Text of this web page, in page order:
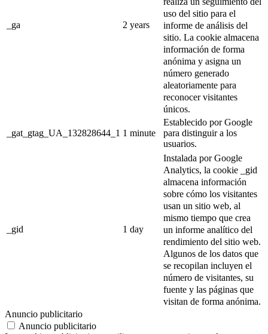
_ga 2 years
uso del sitio para el
informe de análisis del
sitio. La cookie almacena
información de forma
anónima y asigna un
número generado
aleatoriamente para
reconocer visitantes
únicos.
_gat_gtag_UA_132828644_1 1 minute
Establecido por Google
para distinguir a los
usuarios.
_gid 1 day
Instalada por Google
Analytics, la cookie _gid
almacena información
sobre cómo los visitantes
usan un sitio web, al
mismo tiempo que crea
un informe analítico del
rendimiento del sitio web.
Algunos de los datos que
se recopilan incluyen el
número de visitantes, su
fuente y las páginas que
visitan de forma anónima.
Anuncio publicitario
Anuncio publicitario